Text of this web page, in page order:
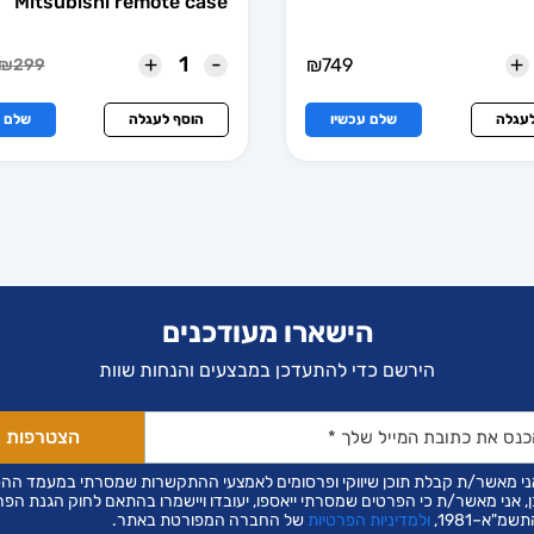
+
₪749
שלם עכשיו
-
+
299
היה:
הוא:
₪179.
הוסף לעגלה שלם
הישארו מעודכנים
הירשם כדי להתעדכן במבצעים והנחות שוות
מאשר/ת קבלת תוכן שיווקי ופרסומים לאמצעי ההתקשרות שמסרתי במעמד
אני מאשר/ת כי הפרטים שמסרתי ייאספו, יעובדו ויישמרו בהתאם לחוק הגנת
ולמדיניות הפרטיות של החברה המפורטת באתר.